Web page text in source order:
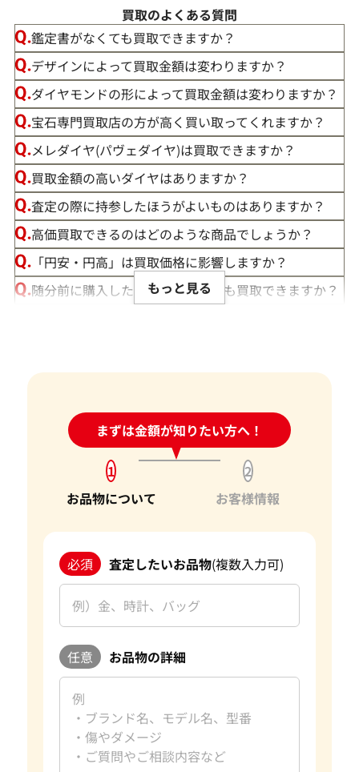
この度は「おたからや」で宝石の買取をご利用いただき、誠
にありがとうございました。お客様の大切な宝石にご満足い
ただける価格をご提示できましたこと、大変嬉しく思います。
私たちの目標は、常にお客様にご満足いただける買取を提供
することです。そのためには、最新の市場動向をしっかりと把
最良の買取価格をご提示できるよう努めております。
お客様にとって最良の結果をご提供できたことは、私たちに
とって何よりの励みとなります。お客様からの感謝の言葉をい
ただけることは、私たちの信頼を第一に考えたサービスが報
われた証です。今後もお客様からいただいた信頼を裏切らない
よう、サービスの向上に努め、さらに多くのお客様にご満足
いただけるよう精進してまいります。
宝石以外にも、金・貴金属やブランド品などのご売却をお考
えの際は、ぜひ「おたからや」をご利用ください。お客様の
大切なお品物を最良の価格でお取引できるよう、査定員一
同、ご満足いただける買取を提供してまいります。 改めて、
この度はご利用いただき、誠にありがとうございました。お
客様のまたのご利用を心よりお待ち申し上げております。
おたからやの宝石買取査定
宝石買取専門査定員
旅行、読書
日々是好日
好きなブランドダイヤモンド・宝石
過去の買取品例10カラットダイヤモンド
買取のよくある質問
鑑定書がなくても買取できますか？
デザインによって買取金額は変わりますか？
ダイヤモンドの形によって買取金額は変わりますか？
宝石専門買取店の方が高く買い取ってくれますか？
メレダイヤ(パヴェダイヤ)は買取できますか？
買取金額の高いダイヤはありますか？
査定の際に持参したほうがよいものはありますか？
高価買取できるのはどのような商品でしょうか？
「円安・円高」は買取価格に影響しますか？
随分前に購入したダイヤモンドでも買取できますか？
ダイヤモンドの買取価格には、どんなことが影響しま
身分証明書がなぜ必要？
もっと見る
まずは金額が知りたい方へ！
24時間受付中!問い合わせフォーム
1
お品物について
2
お客様情報
必須 査定したいお品物(複数入力可)
任意 お品物の詳細